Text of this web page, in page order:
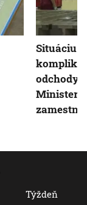
Týždeň
Situáciu
odchody
Minister